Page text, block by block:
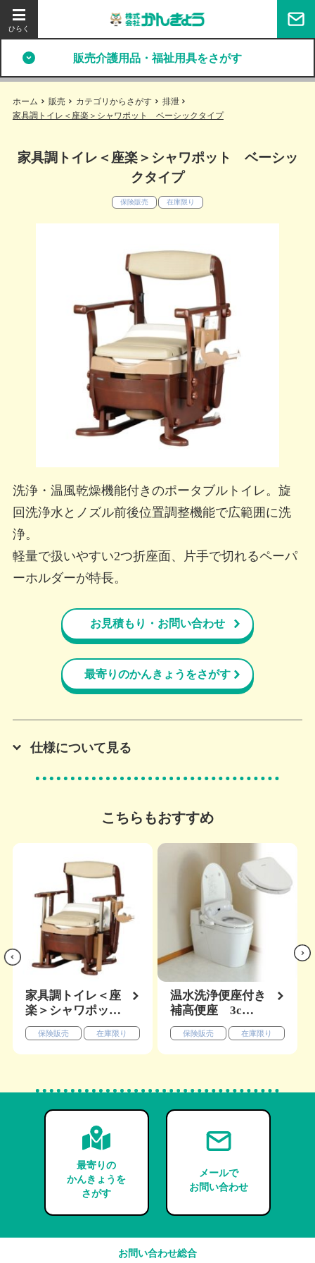
販売介護用品・福祉用具をさがす
ホーム 販売 カテゴリからさがす
排泄
家具調トイレ＜座楽＞シャワポット ベーシックタイプ
家具調トイレ＜座楽＞シャワポット ベーシッ
クタイプ
保険販売 在庫限り
洗浄・温風乾燥機能付きのポータブルトイレ。旋
回洗浄水とノズル前後位置調整機能で広範囲に洗
浄。
軽量で扱いやすい2つ折座面、片手で切れるペーパ
ーホルダーが特長。
お見積もり・お問い合わせ
最寄りのかんきょうをさがす
仕様について見る
こちらもおすすめ
Pre
viou
家具調トイレ＜座
楽＞シャワポッ…
保険販売 在庫限り
温水洗浄便座付き
補高便座 3c…
保険販売 在庫限り
Nex
t
最寄りの
かんきょうを
さがす
メールで
お問い合わせ
お問い合わせ総合